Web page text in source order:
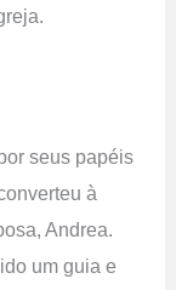
seus papéis
à
Andrea.
um guia e